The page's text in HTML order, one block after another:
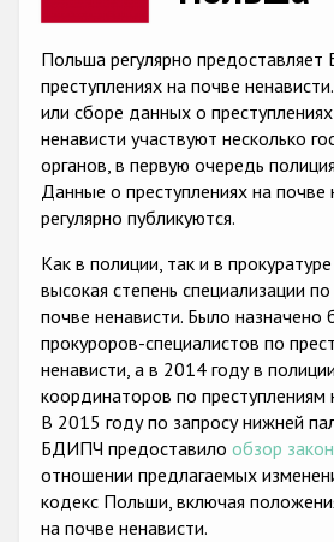
Anti-Roma hate
Anti-Semitic hate
Anti-Muslim hate
Anti-Christian hate
Other hate crime based on
Gender-based hate
Anti-LGBTI hate
Disability hate crime
Проекты
Организации
Польша регулярно
преступлениях на почве
или сборе данных о
ненависти участвуют несколько
органов, в первую очередь
Данные о преступлениях на почве
регулярно публикуются.
Как в полиции, так и в
высокая степень специализации
почве ненависти. Было назначено
прокуроров-специалистов по
ненависти, а в 2014 году в
координаторов по преступлениям
В 2015 году по запросу нижней
БДИПЧ предоставило обзор
отношении предлагаемых
кодекс Польши, включая
на почве ненависти.